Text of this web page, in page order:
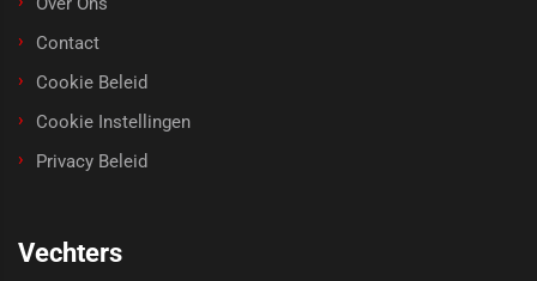
Contact
Cookie Beleid
Cookie Instellingen
Privacy Beleid
Vechters